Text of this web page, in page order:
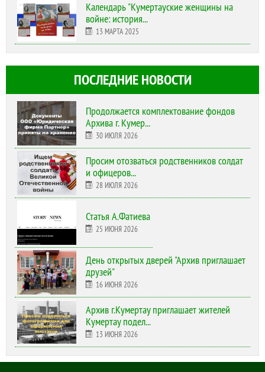
Календарь "Кумертауские женщины на
войне: история...
13 МАРТА 2025
ПОСЛЕДНИЕ НОВОСТИ
Продолжается комплектование фондов
Архива г. Кумер...
30 ИЮЛЯ 2026
Просим отозваться родственников солдат
и офицеров...
28 ИЮЛЯ 2026
Статья А.Фатиева
25 ИЮНЯ 2026
День открытых дверей "Архив приглашает
друзей"
16 ИЮНЯ 2026
Архив г.Кумертау приглашает жителей
Кумертау подел...
13 ИЮНЯ 2026